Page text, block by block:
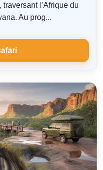
traversant l’Afrique du
Au prog...